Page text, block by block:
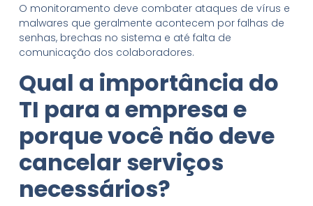
O monitoramento deve combater ataques de vírus e
malwares que geralmente acontecem por falhas de
senhas, brechas no sistema e até falta de
comunicação dos colaboradores.
Qual a importância do
TI para a empresa e
porque você não deve
cancelar serviços
necessários?